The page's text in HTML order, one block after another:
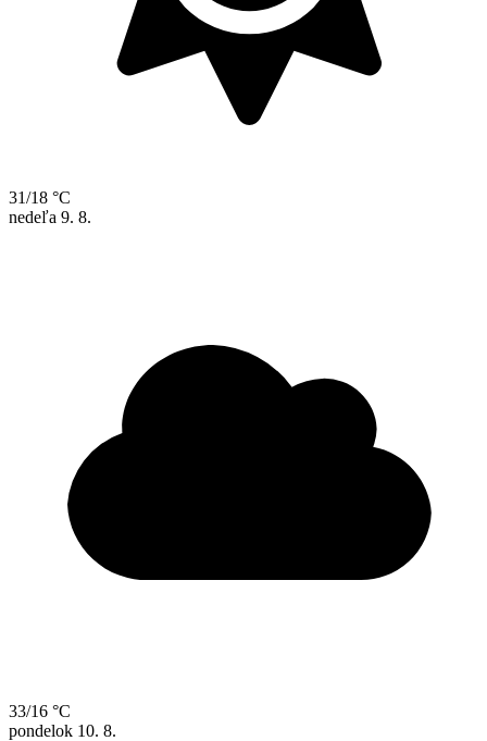
31/18 °C
nedeľa 9. 8.
33/16 °C
pondelok 10. 8.